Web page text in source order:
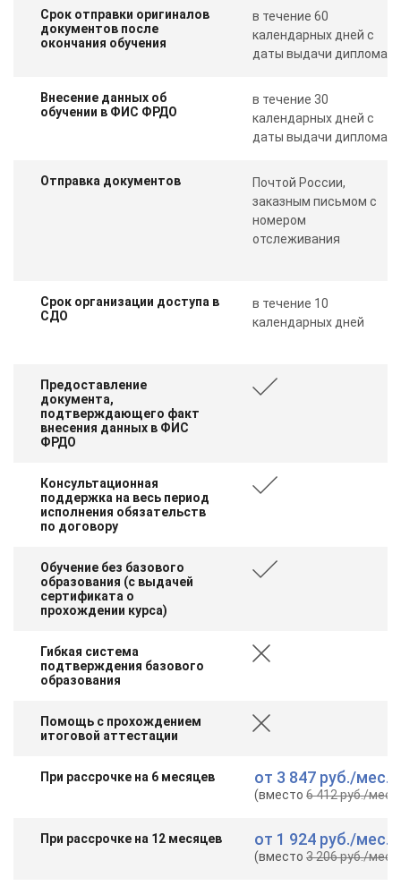
Срок отправки оригиналов
документов после
окончания обучения
в течение 60
календарных дней с
даты выдачи диплома
Внесение данных об
обучении в ФИС ФРДО
в течение 30
календарных дней с
даты выдачи диплома
Отправка документов
Почтой России,
заказным письмом с
номером
отслеживания
Срок организации доступа в
СДО
в течение 10
календарных дней
Предоставление
документа,
подтверждающего факт
внесения данных в ФИС
ФРДО
Консультационная
поддержка на весь период
исполнения обязательств
по договору
Обучение без базового
образования (с выдачей
сертификата о
прохождении курса)
Гибкая система
подтверждения базового
образования
Помощь с прохождением
итоговой аттестации
При рассрочке на 6 месяцев от 3 847 руб./мес.
(вместо6 412 руб./мес.
При рассрочке на 12 месяцев от 1 924 руб./мес.
(вместо3 206 руб./мес.